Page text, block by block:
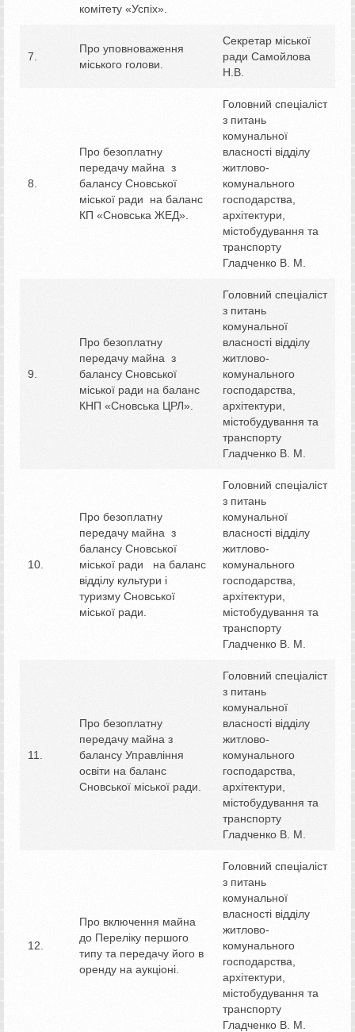
комітету «Успіх».
7.
Про уповноваження
міського голови.
Секретар міської
ради Самойлова
Н.В.
8.
Про безоплатну
передачу майна з
балансу Сновської
міської ради на баланс
КП «Сновська ЖЕД».
Головний спеціаліст
з питань
комунальної
власності відділу
житлово-
комунального
господарства,
архітектури,
містобудування та
транспорту
Гладченко В. М.
9.
Про безоплатну
передачу майна з
балансу Сновської
міської ради на баланс
КНП «Сновська ЦРЛ».
Головний спеціаліст
з питань
комунальної
власності відділу
житлово-
комунального
господарства,
архітектури,
містобудування та
транспорту
Гладченко В. М.
10.
Про безоплатну
передачу майна з
балансу Сновської
міської ради на баланс
відділу культури і
туризму Сновської
міської ради.
Головний спеціаліст
з питань
комунальної
власності відділу
житлово-
комунального
господарства,
архітектури,
містобудування та
транспорту
Гладченко В. М.
11.
Про безоплатну
передачу майна з
балансу Управління
освіти на баланс
Сновської міської ради.
Головний спеціаліст
з питань
комунальної
власності відділу
житлово-
комунального
господарства,
архітектури,
містобудування та
транспорту
Гладченко В. М.
12.
Про включення майна
до Переліку першого
типу та передачу його в
оренду на аукціоні.
Головний спеціаліст
з питань
комунальної
власності відділу
житлово-
комунального
господарства,
архітектури,
містобудування та
транспорту
Гладченко В. М.